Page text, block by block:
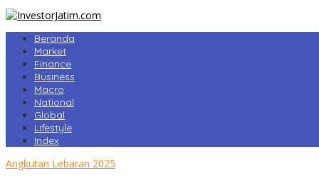
Beranda
Market
Finance
Business
Macro
National
Global
Lifestyle
Index
Angkutan Lebaran 2025